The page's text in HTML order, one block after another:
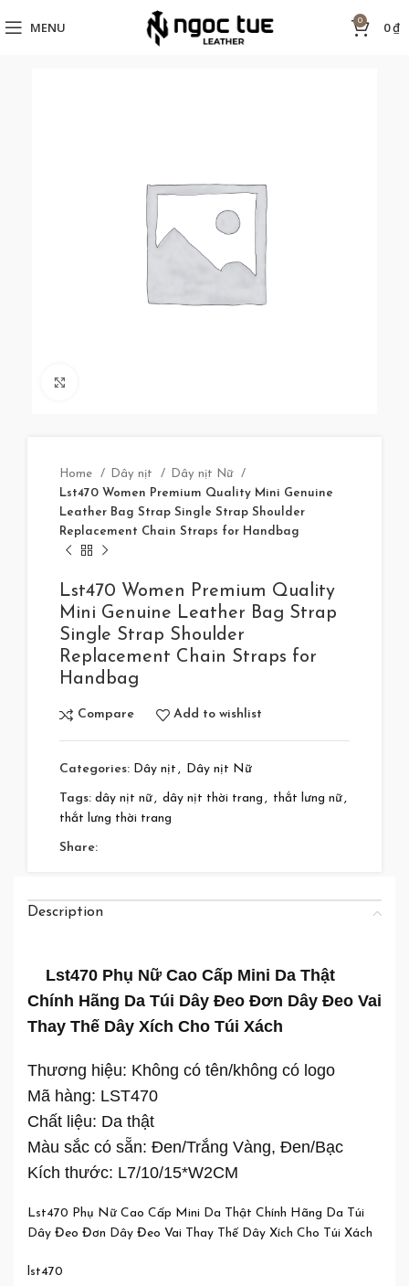
MENU 0 0₫
Home Dây nịt
Dây nịt Nữ
Lst470 Women Premium Quality Mini Genuine
Leather Bag Strap Single Strap Shoulder
Replacement Chain Straps for Handbag
Lst470 Women Premium Quality
Mini Genuine Leather Bag Strap
Single Strap Shoulder
Replacement Chain Straps for
Handbag
Compare Add to wishlist
Categories: Dây nịt , Dây nịt Nữ
Tags: dây nịt nữ , dây nịt thời trang , thắt lưng nữ ,
thắt lưng thời trang
Share:
Description
Lst470 Phụ Nữ Cao Cấp Mini Da Thật
Chính Hãng Da Túi Dây Đeo Đơn Dây Đeo Vai
Thay Thế Dây Xích Cho Túi Xách
Thương hiệu: Không có tên/không có logo
Mã hàng: LST470
Chất liệu: Da thật
Màu sắc có sẵn: Đen/Trắng Vàng, Đen/Bạc
Kích thước: L7/10/15*W2CM
Lst470 Phụ Nữ Cao Cấp Mini Da Thật Chính Hãng Da Túi
Dây Đeo Đơn Dây Đeo Vai Thay Thế Dây Xích Cho Túi Xách
lst470